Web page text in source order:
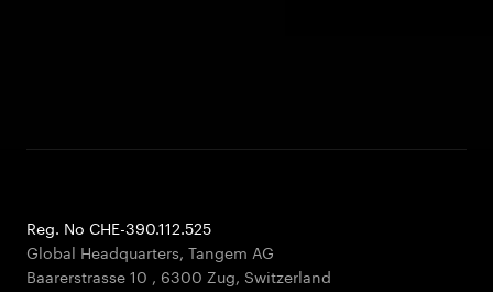
Reg. No CHE-390.112.525
Global Headquarters, Tangem AG
Baarerstrasse 10 , 6300 Zug, Switzerland